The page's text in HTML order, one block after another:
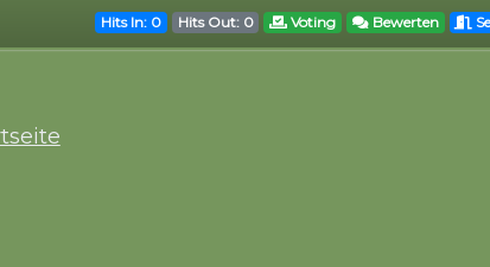
Hits In: 0 Hits Out: 0 Voting Bewerten